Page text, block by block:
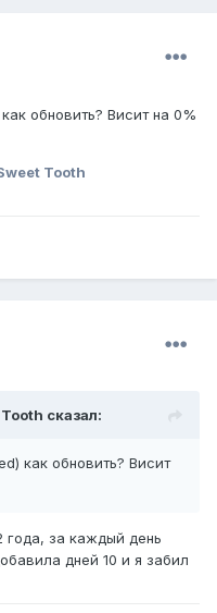
обновить? Висит на 0%
Tooth
сказал:
как обновить? Висит
года, за каждый день
дней 10 и я забил